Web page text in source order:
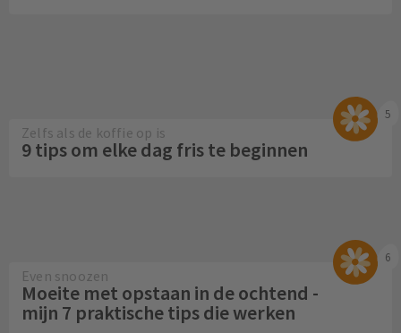
5
Zelfs als de koffie op is
9 tips om elke dag fris te beginnen
6
Even snoozen
Moeite met opstaan in de ochtend -
mijn 7 praktische tips die werken